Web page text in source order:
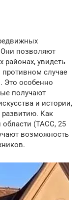
Они позволяют
увидеть
противном случае
Это особенно
получают
и истории,
развитию. Как
(ТАСС, 25
возможность